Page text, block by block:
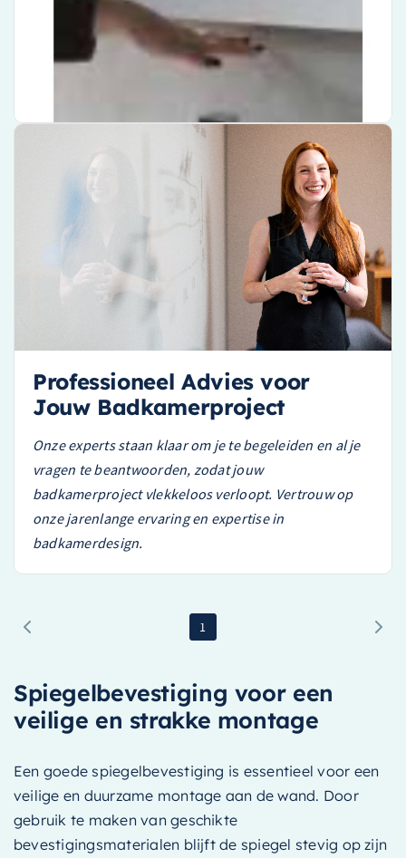
Gemakkelijke installatie
Professioneel Advies voor
Jouw Badkamerproject
Onze experts staan klaar om je te begeleiden en al je
vragen te beantwoorden, zodat jouw
badkamerproject vlekkeloos verloopt. Vertrouw op
onze jarenlange ervaring en expertise in
badkamerdesign.
1
Spiegelbevestiging voor een
veilige en strakke montage
Een goede spiegelbevestiging is essentieel voor een
veilige en duurzame montage aan de wand. Door
gebruik te maken van geschikte
bevestigingsmaterialen blijft de spiegel stevig op zijn